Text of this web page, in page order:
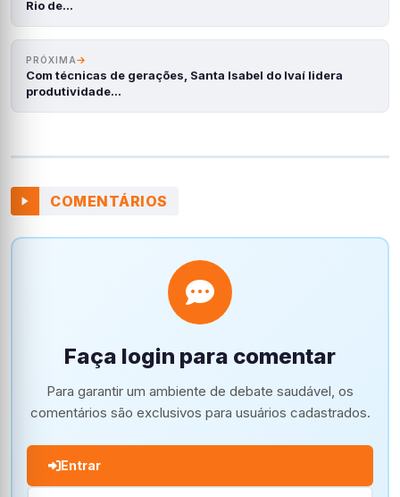
Rio de…
PRÓXIMA
Com técnicas de gerações, Santa Isabel do Ivaí lidera
produtividade…
COMENTÁRIOS
Faça login para comentar
Para garantir um ambiente de debate saudável, os
comentários são exclusivos para usuários cadastrados.
Entrar